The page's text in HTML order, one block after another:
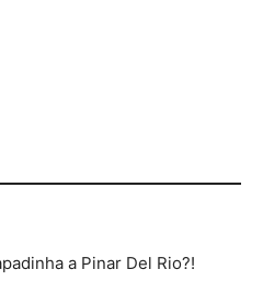
a Pinar Del Rio?!